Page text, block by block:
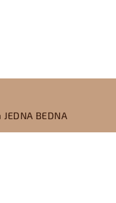
BEDNA